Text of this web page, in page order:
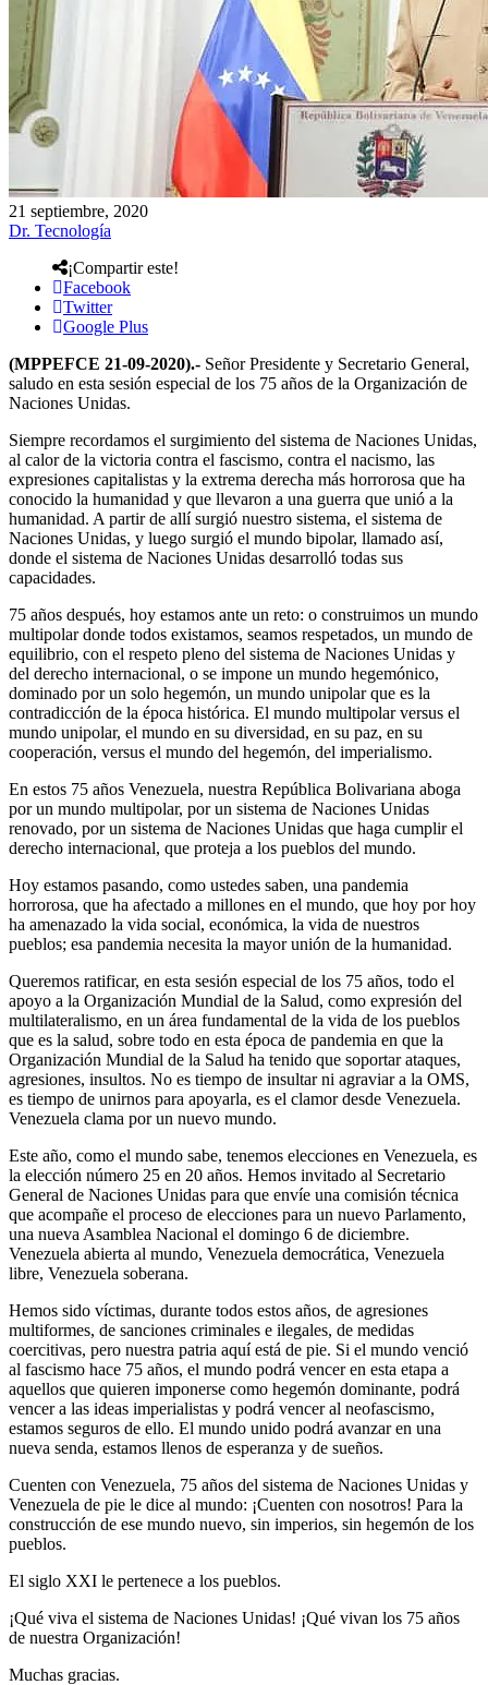
21 septiembre, 2020
Dr. Tecnología
¡Compartir este!
Facebook
Twitter
Google Plus
(MPPEFCE 21-09-2020).- Señor Presidente y Secretario General,
saludo en esta sesión especial de los 75 años de la Organización de
Naciones Unidas.
Siempre recordamos el surgimiento del sistema de Naciones Unidas,
al calor de la victoria contra el fascismo, contra el nacismo, las
expresiones capitalistas y la extrema derecha más horrorosa que ha
conocido la humanidad y que llevaron a una guerra que unió a la
humanidad. A partir de allí surgió nuestro sistema, el sistema de
Naciones Unidas, y luego surgió el mundo bipolar, llamado así,
donde el sistema de Naciones Unidas desarrolló todas sus
capacidades.
75 años después, hoy estamos ante un reto: o construimos un mundo
multipolar donde todos existamos, seamos respetados, un mundo de
equilibrio, con el respeto pleno del sistema de Naciones Unidas y
del derecho internacional, o se impone un mundo hegemónico,
dominado por un solo hegemón, un mundo unipolar que es la
contradicción de la época histórica. El mundo multipolar versus el
mundo unipolar, el mundo en su diversidad, en su paz, en su
cooperación, versus el mundo del hegemón, del imperialismo.
En estos 75 años Venezuela, nuestra República Bolivariana aboga
por un mundo multipolar, por un sistema de Naciones Unidas
renovado, por un sistema de Naciones Unidas que haga cumplir el
derecho internacional, que proteja a los pueblos del mundo.
Hoy estamos pasando, como ustedes saben, una pandemia
horrorosa, que ha afectado a millones en el mundo, que hoy por hoy
ha amenazado la vida social, económica, la vida de nuestros
pueblos; esa pandemia necesita la mayor unión de la humanidad.
Queremos ratificar, en esta sesión especial de los 75 años, todo el
apoyo a la Organización Mundial de la Salud, como expresión del
multilateralismo, en un área fundamental de la vida de los pueblos
que es la salud, sobre todo en esta época de pandemia en que la
Organización Mundial de la Salud ha tenido que soportar ataques,
agresiones, insultos. No es tiempo de insultar ni agraviar a la OMS,
es tiempo de unirnos para apoyarla, es el clamor desde Venezuela.
Venezuela clama por un nuevo mundo.
Este año, como el mundo sabe, tenemos elecciones en Venezuela, es
la elección número 25 en 20 años. Hemos invitado al Secretario
General de Naciones Unidas para que envíe una comisión técnica
que acompañe el proceso de elecciones para un nuevo Parlamento,
una nueva Asamblea Nacional el domingo 6 de diciembre.
Venezuela abierta al mundo, Venezuela democrática, Venezuela
libre, Venezuela soberana.
Hemos sido víctimas, durante todos estos años, de agresiones
multiformes, de sanciones criminales e ilegales, de medidas
coercitivas, pero nuestra patria aquí está de pie. Si el mundo venció
al fascismo hace 75 años, el mundo podrá vencer en esta etapa a
aquellos que quieren imponerse como hegemón dominante, podrá
vencer a las ideas imperialistas y podrá vencer al neofascismo,
estamos seguros de ello. El mundo unido podrá avanzar en una
nueva senda, estamos llenos de esperanza y de sueños.
Cuenten con Venezuela, 75 años del sistema de Naciones Unidas y
Venezuela de pie le dice al mundo: ¡Cuenten con nosotros! Para la
construcción de ese mundo nuevo, sin imperios, sin hegemón de los
pueblos.
El siglo XXI le pertenece a los pueblos.
¡Qué viva el sistema de Naciones Unidas! ¡Qué vivan los 75 años
de nuestra Organización!
Muchas gracias.